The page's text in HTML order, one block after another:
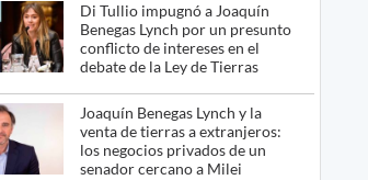
Di Tullio impugnó a Joaquín
Benegas Lynch por un presunto
conflicto de intereses en el
debate de la Ley de Tierras
Joaquín Benegas Lynch y la
venta de tierras a extranjeros:
los negocios privados de un
senador cercano a Milei